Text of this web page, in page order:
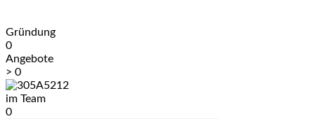
Gründung
0
Angebote
> 0
im Team
0